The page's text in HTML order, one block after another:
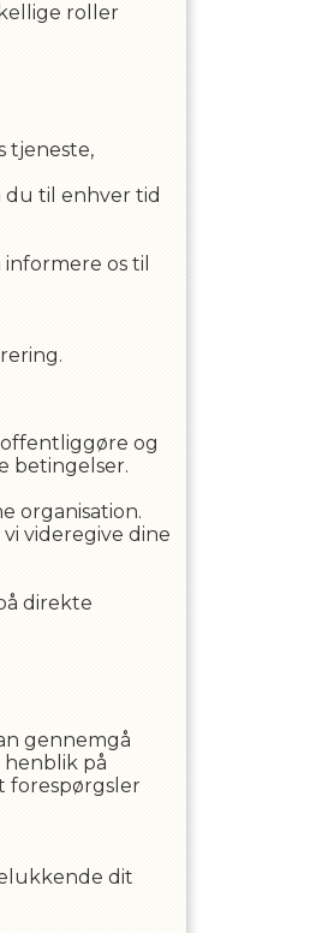
roller
tjeneste,
du til enhver tid
os til
og
betingelser.
organisation.
videregive dine
direkte
gennemgå
henblik på
forespørgsler
dit